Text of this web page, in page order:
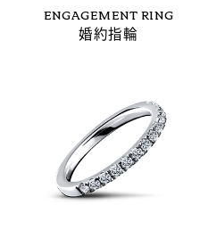
ENGAGEMENT RING
婚約指輪